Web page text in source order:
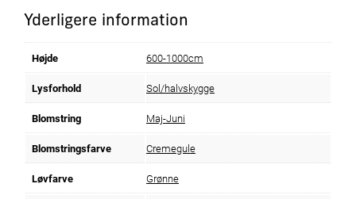
Yderligere information
Højde 600-1000cm
Lysforhold Sol/halvskygge
Blomstring Maj-Juni
Blomstringsfarve Cremegule
Løvfarve Grønne